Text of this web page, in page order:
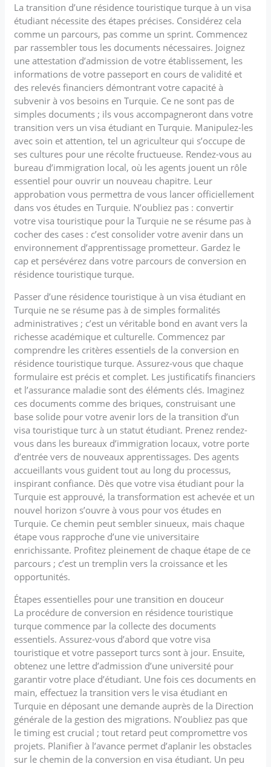
La transition d’une résidence touristique turque à un visa
étudiant nécessite des étapes précises. Considérez cela
comme un parcours, pas comme un sprint. Commencez
par rassembler tous les documents nécessaires. Joignez
une attestation d’admission de votre établissement, les
informations de votre passeport en cours de validité et
des relevés financiers démontrant votre capacité à
subvenir à vos besoins en Turquie. Ce ne sont pas de
simples documents ; ils vous accompagneront dans votre
transition vers un visa étudiant en Turquie. Manipulez-les
avec soin et attention, tel un agriculteur qui s’occupe de
ses cultures pour une récolte fructueuse. Rendez-vous au
bureau d’immigration local, où les agents jouent un rôle
essentiel pour ouvrir un nouveau chapitre. Leur
approbation vous permettra de vous lancer officiellement
dans vos études en Turquie. N’oubliez pas : convertir
votre visa touristique pour la Turquie ne se résume pas à
cocher des cases : c’est consolider votre avenir dans un
environnement d’apprentissage prometteur. Gardez le
cap et persévérez dans votre parcours de conversion en
résidence touristique turque.
Passer d’une résidence touristique à un visa étudiant en
Turquie ne se résume pas à de simples formalités
administratives ; c’est un véritable bond en avant vers la
richesse académique et culturelle. Commencez par
comprendre les critères essentiels de la conversion en
résidence touristique turque. Assurez-vous que chaque
formulaire est précis et complet. Les justificatifs financiers
et l’assurance maladie sont des éléments clés. Imaginez
ces documents comme des briques, construisant une
base solide pour votre avenir lors de la transition d’un
visa touristique turc à un statut étudiant. Prenez rendez-
vous dans les bureaux d’immigration locaux, votre porte
d’entrée vers de nouveaux apprentissages. Des agents
accueillants vous guident tout au long du processus,
inspirant confiance. Dès que votre visa étudiant pour la
Turquie est approuvé, la transformation est achevée et un
nouvel horizon s’ouvre à vous pour vos études en
Turquie. Ce chemin peut sembler sinueux, mais chaque
étape vous rapproche d’une vie universitaire
enrichissante. Profitez pleinement de chaque étape de ce
parcours ; c’est un tremplin vers la croissance et les
opportunités.
Étapes essentielles pour une transition en douceur
La procédure de conversion en résidence touristique
turque commence par la collecte des documents
essentiels. Assurez-vous d’abord que votre visa
touristique et votre passeport turcs sont à jour. Ensuite,
obtenez une lettre d’admission d’une université pour
garantir votre place d’étudiant. Une fois ces documents en
main, effectuez la transition vers le visa étudiant en
Turquie en déposant une demande auprès de la Direction
générale de la gestion des migrations. N’oubliez pas que
le timing est crucial ; tout retard peut compromettre vos
projets. Planifier à l’avance permet d’aplanir les obstacles
sur le chemin de la conversion en visa étudiant. Un peu